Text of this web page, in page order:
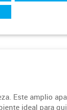
Este amplio
ideal para